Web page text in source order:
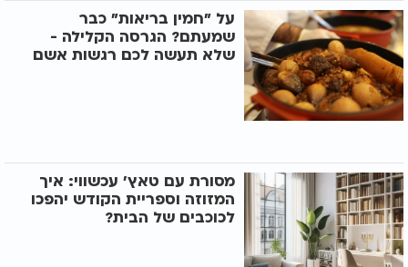
על "חמין בריאות" כבר
שמעתם? הגרסה הקלילה -
שלא תעשה לכם רגשות אשם
מסורת עם טאץ' עכשווי: איך
המזוזה וספריית הקודש יהפכו
לכוכבים של הבית?